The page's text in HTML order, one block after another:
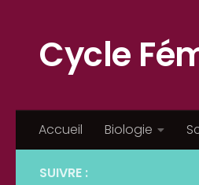
Cycle
Accueil Biologie
SUIVRE :